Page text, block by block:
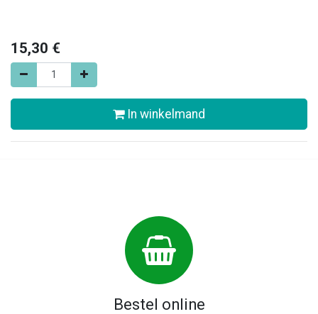
15,30 €
In winkelmand
Bestel online